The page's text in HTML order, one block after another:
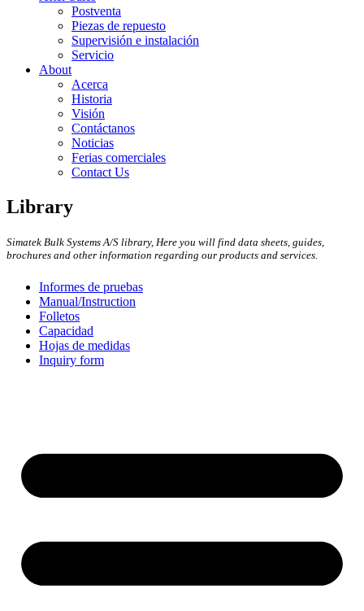
Postventa
Piezas de repuesto
Supervisión e instalación
Servicio
About
Acerca
Historia
Visión
Contáctanos
Noticias
Ferias comerciales
Contact Us
Library
Simatek Bulk Systems A/S library, Here you will find data sheets, guides,
brochures and other information regarding our products and services.
Informes de pruebas
Manual/Instruction
Folletos
Capacidad
Hojas de medidas
Inquiry form